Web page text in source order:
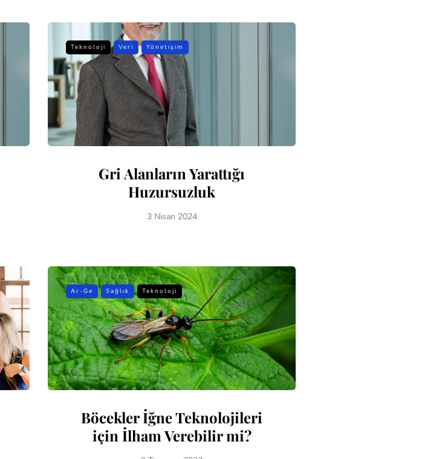
Teknoloji Veri Yönetişim
Gri Alanların Yarattığı
Huzursuzluk
3 Nisan 2024
Ar-Ge Sağlık Teknoloji
Böcekler İğne Teknolojileri
için İlham Verebilir mi?